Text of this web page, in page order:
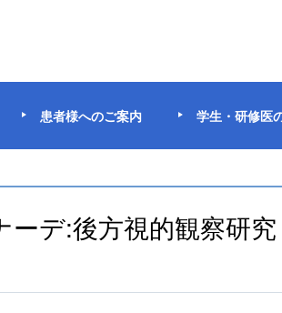
患者様へのご案内 学生・研修医
ーデ:後方視的観察研究